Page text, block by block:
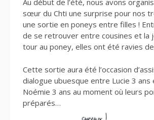
Au début de l’été, nous avons
sœur du Chti une surprise pour nos
une sortie en poneys entre filles !
de se retrouver entre cousines et la
tour au poney, elles ont été ravies
Cette sortie aura été l’occasion
dialogue ubuesque entre Lucie 3
Noémie 3 ans au moment où leurs
préparés…